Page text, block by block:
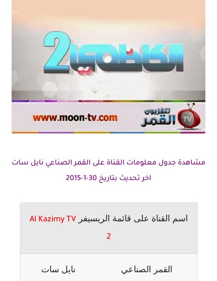
مشاهدة جدول معلومات القناة على القمر الصناعي نايل سات
اخر تحديث بتاريخ 30-1-2015
اسم القناة على قائمة الريسيفرAl Kazimy TV
2
القمر الصناعي نايل سات